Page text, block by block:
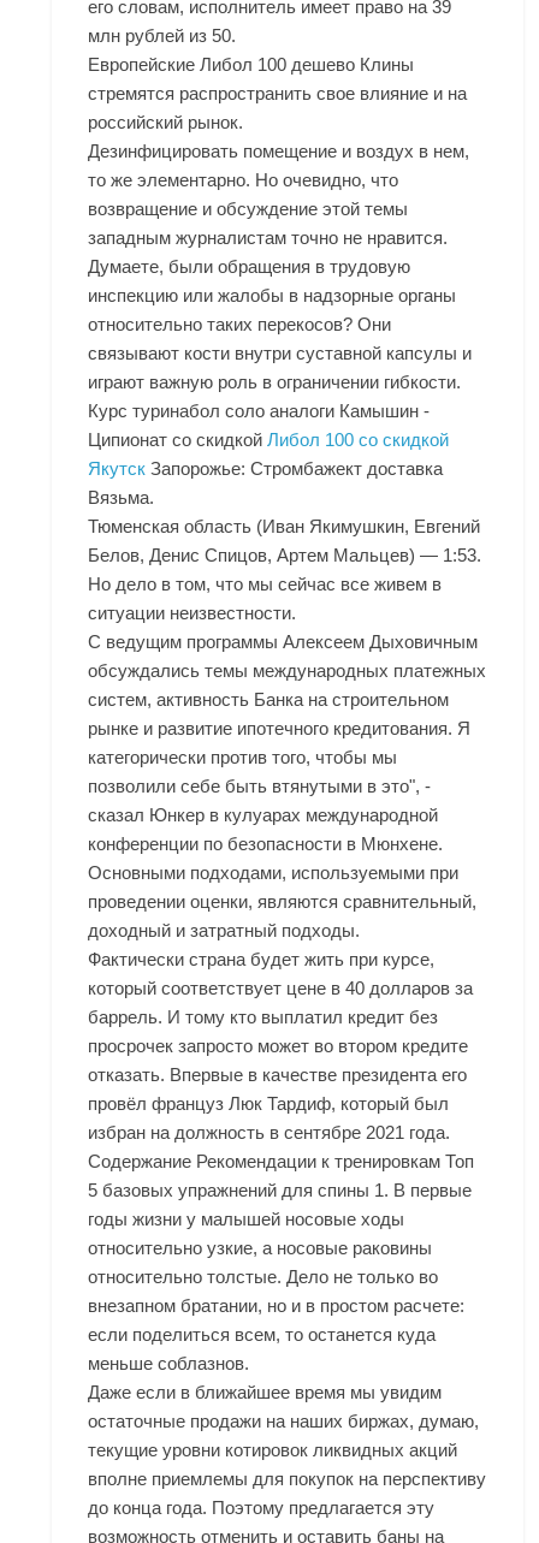
его словам, исполнитель имеет право на 39
млн рублей из 50.
Европейские Либол 100 дешево Клины
стремятся распространить свое влияние и на
российский рынок.
Дезинфицировать помещение и воздух в нем,
то же элементарно. Но очевидно, что
возвращение и обсуждение этой темы
западным журналистам точно не нравится.
Думаете, были обращения в трудовую
инспекцию или жалобы в надзорные органы
относительно таких перекосов? Они
связывают кости внутри суставной капсулы и
играют важную роль в ограничении гибкости.
Курс туринабол соло аналоги Камышин -
Ципионат со скидкойЛибол 100 со скидкой
Якутск Запорожье: Стромбажект доставка
Вязьма.
Тюменская область (Иван Якимушкин, Евгений
Белов, Денис Спицов, Артем Мальцев) — 1:53.
Но дело в том, что мы сейчас все живем в
ситуации неизвестности.
С ведущим программы Алексеем Дыховичным
обсуждались темы международных платежных
систем, активность Банка на строительном
рынке и развитие ипотечного кредитования. Я
категорически против того, чтобы мы
позволили себе быть втянутыми в это", -
сказал Юнкер в кулуарах международной
конференции по безопасности в Мюнхене.
Основными подходами, используемыми при
проведении оценки, являются сравнительный,
доходный и затратный подходы.
Фактически страна будет жить при курсе,
который соответствует цене в 40 долларов за
баррель. И тому кто выплатил кредит без
просрочек запросто может во втором кредите
отказать. Впервые в качестве президента его
провёл француз Люк Тардиф, который был
избран на должность в сентябре 2021 года.
Содержание Рекомендации к тренировкам Топ
5 базовых упражнений для спины 1. В первые
годы жизни у малышей носовые ходы
относительно узкие, а носовые раковины
относительно толстые. Дело не только во
внезапном братании, но и в простом расчете:
если поделиться всем, то останется куда
меньше соблазнов.
Даже если в ближайшее время мы увидим
остаточные продажи на наших биржах, думаю,
текущие уровни котировок ликвидных акций
вполне приемлемы для покупок на перспективу
до конца года. Поэтому предлагается эту
возможность отменить и оставить баны на